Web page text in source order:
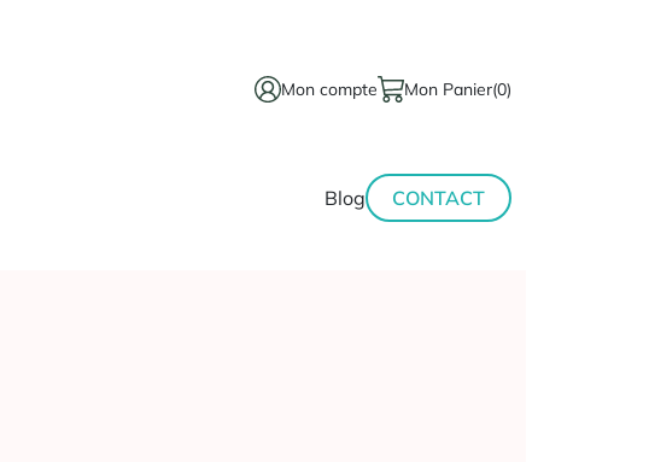
Mon compte Mon Panier(0)
Blog CONTACT